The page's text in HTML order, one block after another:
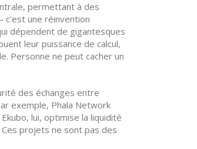
permettant à des
c'est une réinvention
dépendent de gigantesques
leur puissance de calcul,
Personne ne peut cacher un
des échanges entre
exemple, Phala Network
lui, optimise la liquidité
projets ne sont pas des